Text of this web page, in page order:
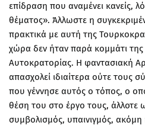
επίδραση που αναμένει κανείς,
θέματος». Άλλωστε η
πρακτικά με αυτή της
χώρα δεν ήταν παρά κομμάτι
Αυτοκρατορίας. Η φαντασιακή
απασχολεί ιδιαίτερα ούτε τους
που γέννησε αυτός ο τόπος, ο
θέση του στο έργο τους, άλλοτε
συμβολισμός, υπαινιγμός,